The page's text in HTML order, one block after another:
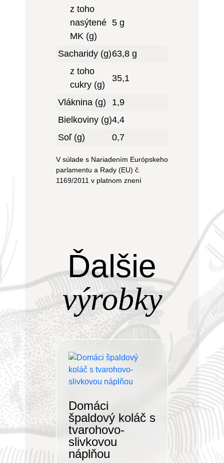
z toho
nasýtené
MK (g)
5 g
Sacharidy (g)63,8 g
z toho
cukry (g)
35,1
Vláknina (g)
1,9
Bielkoviny (g)4,4
Soľ (g)
0,7
V súlade s Nariadením Európskeho
parlamentu a Rady (EU) č.
1169/2011 v platnom znení
Ďalšie
výrobky
Domáci
špaldový koláč s
tvarohovo-
slivkovou
náplňou